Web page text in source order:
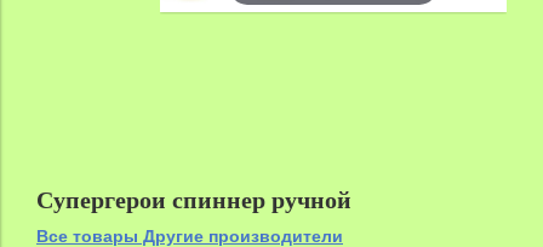
Супергерои спиннер ручной
Все товары Другие производители